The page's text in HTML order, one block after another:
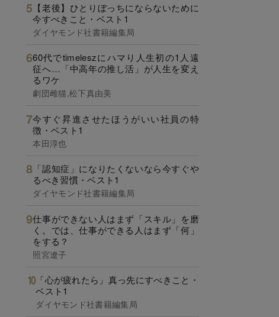
【老後】ひとりぼっちにならないために
今すべきこと・ベスト1
ダイヤモンド社書籍編集局
60代でtimeleszにハマり人生初の1人遠
征へ…「中高年の推し活」が人生を変え
るワケ
劇団雌猫,松下真由美
今すぐ昇進させたほうがいい社員の特
徴・ベスト1
本田淳也
「認知症」になりたくないなら今すぐや
るべき習慣・ベスト1
ダイヤモンド社書籍編集局
仕事ができない人はまず「スキル」を磨
く。では、仕事ができる人はまず「何」
をする？
照宮遼子
「心が疲れたら」真っ先にすべきこと・
ベスト1
ダイヤモンド社書籍編集局